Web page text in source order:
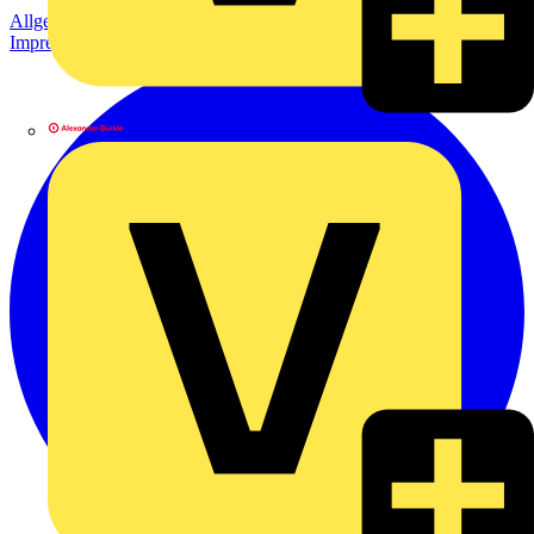
Allgemeine Geschäftsbedingungen
Datenschutzerklärung
Impressum